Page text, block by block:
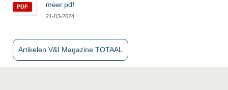
PDF
meer.pdf
21-03-2024
Artikelen V&I Magazine TOTAAL